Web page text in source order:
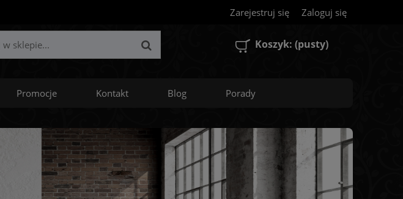
Zarejestruj się Zaloguj się
Koszyk: (pusty)
Promocje Kontakt Blog Porady